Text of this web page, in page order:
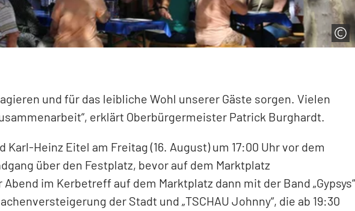
und für das leibliche Wohl unserer Gäste sorgen. Vielen
erklärt Oberbürgermeister Patrick Burghardt.
Heinz Eitel am Freitag (16. August) um 17:00 Uhr vor dem
über den Festplatz, bevor auf dem Marktplatz
im Kerbetreff auf dem Marktplatz dann mit der Band „Gypsys“
der Stadt und „TSCHAU Johnny“, die ab 19:30